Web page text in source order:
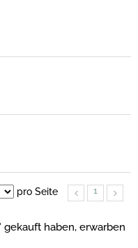
pro Seite 1
haben, erwarben